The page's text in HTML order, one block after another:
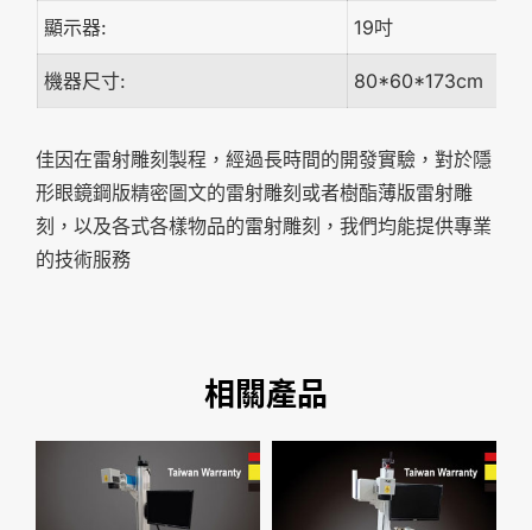
顯示器: 19吋
機器尺寸: 80*60*173cm（長
佳因在雷射雕刻製程，經過長時間的開發實驗，對於隱
形眼鏡鋼版精密圖文的雷射雕刻或者樹酯薄版雷射雕
刻，以及各式各樣物品的雷射雕刻，我們均能提供專業
的技術服務
相關產品